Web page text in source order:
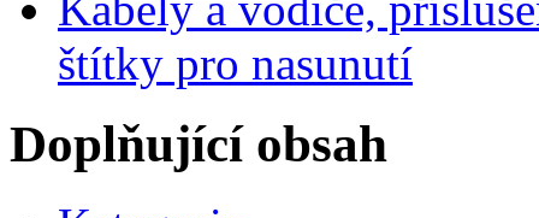
štítky pro nasunutí
Doplňující obsah